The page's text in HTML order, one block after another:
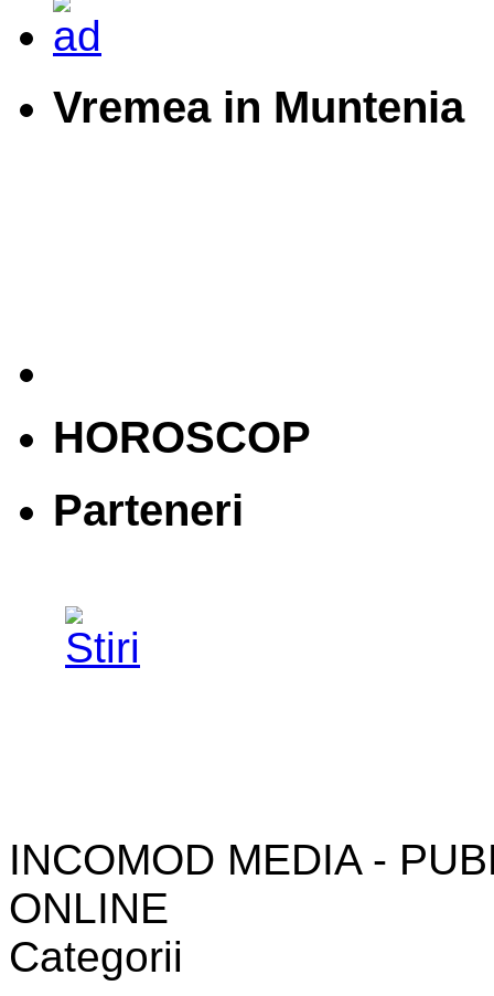
Vremea in Muntenia
HOROSCOP
Parteneri
INCOMOD MEDIA -
ONLINE
Categorii